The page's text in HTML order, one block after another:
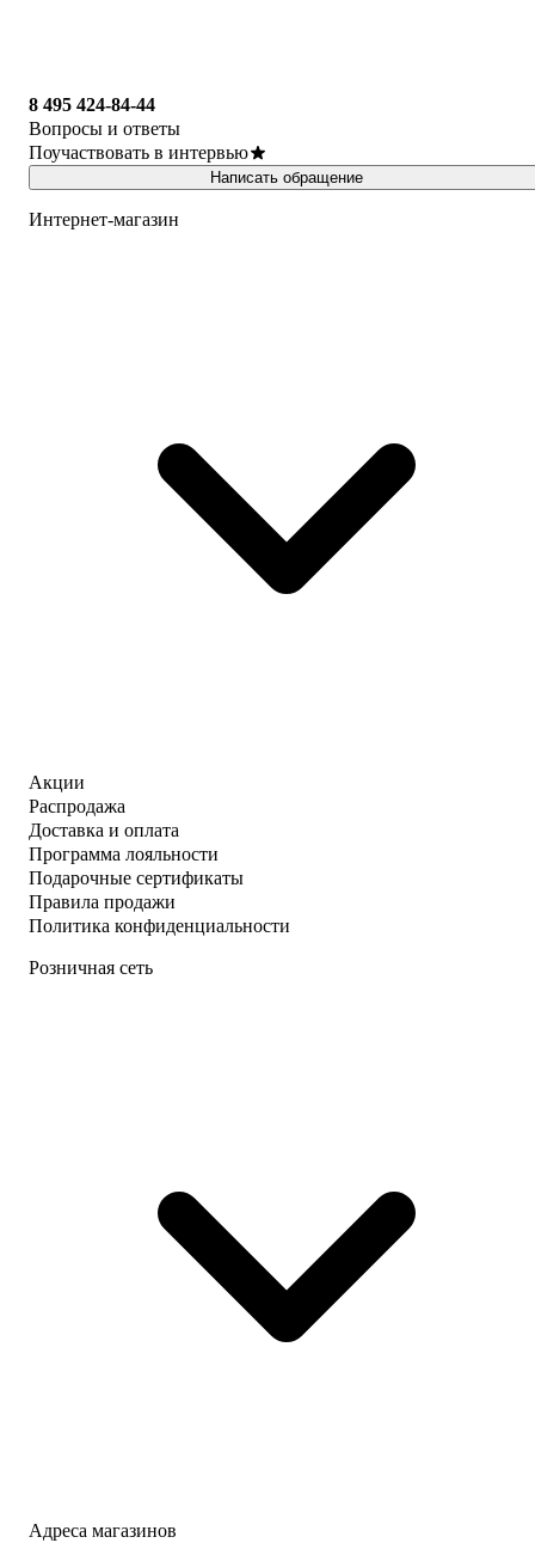
8 495 424-84-44
Вопросы и ответы
Поучаствовать в интервью
Написать обращение
Интернет-магазин
Акции
Распродажа
Доставка и оплата
Программа лояльности
Подарочные сертификаты
Правила продажи
Политика конфиденциальности
Розничная сеть
Адреса магазинов